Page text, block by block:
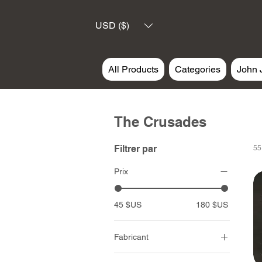
USD ($)
All Products Categories John
The Crusades
Filtrer par
Prix
45 $US 180 $US
Fabricant